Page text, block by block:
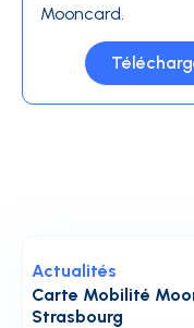
Mooncard.
Carte Mobilité
Strasbourg
Actualités